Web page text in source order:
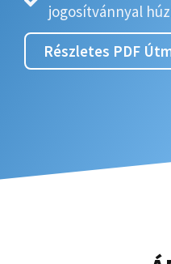
jogosítvánnyal
Részletes PDF